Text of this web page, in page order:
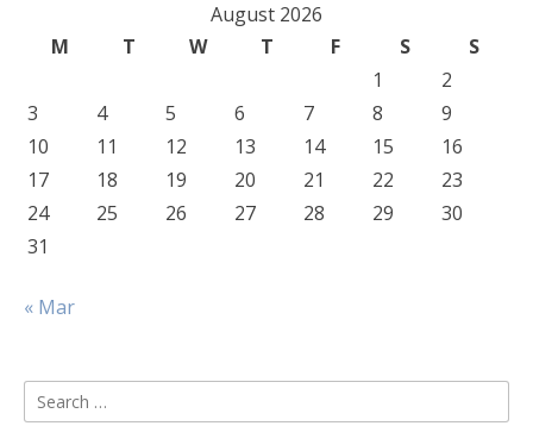
August 2026
M
T W T F S
S
1
2
3
4 5 6 7 8
9
10
11 12 13 14 15
16
17
18 19 20 21 22
23
24
25 26 27 28 29
30
31
« Mar
Search